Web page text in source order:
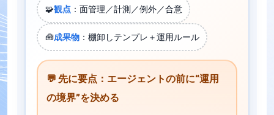
🧩観点：面管理／計測／例外／合意
🧰成果物：棚卸しテンプレ＋運用ルール
💬 先に要点：エージェントの前に“運用
の境界”を決める